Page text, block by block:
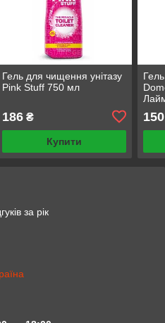
Гель для чищення унітазу
Pink Stuff 750 мл
186₴
Купити
150
за рік